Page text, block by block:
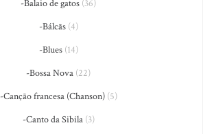
-Balaio de gatos (36)
-Bálcãs(4)
-Blues(14)
-Bossa Nova (22)
-Canção francesa (Chanson)(5)
-Canto da Sibila(3)